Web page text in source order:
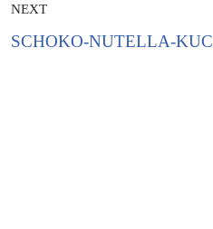
NEXT
SCHOKO-NUTELLA-